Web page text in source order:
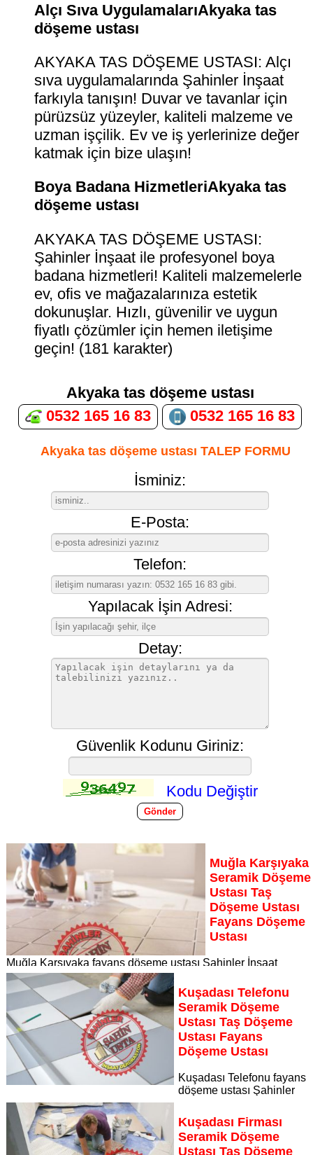
Alçı Sıva UygulamalarıAkyaka tas
döşeme ustası
AKYAKA TAS DÖŞEME USTASI: Alçı
sıva uygulamalarında Şahinler İnşaat
farkıyla tanışın! Duvar ve tavanlar için
pürüzsüz yüzeyler, kaliteli malzeme ve
uzman işçilik. Ev ve iş yerlerinize değer
katmak için bize ulaşın!
Boya Badana HizmetleriAkyaka tas
döşeme ustası
AKYAKA TAS DÖŞEME USTASI:
Şahinler İnşaat ile profesyonel boya
badana hizmetleri! Kaliteli malzemelerle
ev, ofis ve mağazalarınıza estetik
dokunuşlar. Hızlı, güvenilir ve uygun
fiyatlı çözümler için hemen iletişime
geçin! (181 karakter)
Akyaka tas döşeme ustası
0532 165 16 83
0532 165 16 83
Akyaka tas döşeme ustası TALEP FORMU
İsminiz:
E-Posta:
Telefon:
Yapılacak İşin Adresi:
Detay:
Güvenlik Kodunu Giriniz:
Kodu Değiştir
Muğla Karşıyaka
Seramik Döşeme
Ustası Taş
Döşeme Ustası
Fayans Döşeme
Ustası
Muğla Karşıyaka fayans döşeme ustası Şahinler İnşaat
Dekorasyon, zeminlerinizi sanat eseri gibi işleyen uzman
kadrosuyla Muğla Karşıyaka bölgesine özel hizmet sunuyor
Sayfaya Git
Kuşadası Telefonu
Seramik Döşeme
Ustası Taş Döşeme
Ustası Fayans
Döşeme Ustası
Kuşadası Telefonu fayans
döşeme ustası Şahinler
İnşaat Dekorasyon, zeminlerinizi sanat eseri gibi işleyen
uzman kadrosuyla Kuşadası Telefonu bölgesine özel hizmet
sunuyor
Sayfaya Git
Kuşadası Firması
Seramik Döşeme
Ustası Taş Döşeme